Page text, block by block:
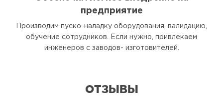
предприятие
Производим пуско-наладку оборудования, валидацию,
обучение сотрудников. Если нужно, привлекаем
инженеров с заводов- изготовителей.
ОТЗЫВЫ